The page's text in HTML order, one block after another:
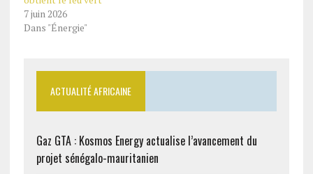
7 juin 2026
Dans "Énergie"
ACTUALITÉ AFRICAINE
Gaz GTA : Kosmos Energy actualise l’avancement du
projet sénégalo-mauritanien